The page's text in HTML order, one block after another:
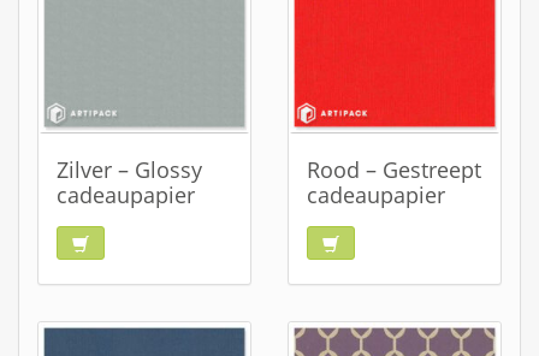
Zilver – Glossy
cadeaupapier
Rood – Gestreept
cadeaupapier